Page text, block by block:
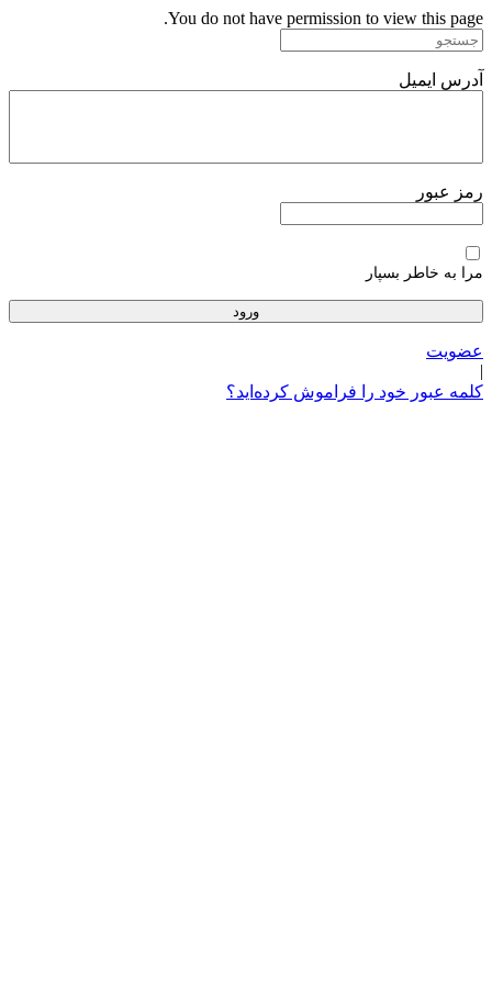
پرش
به
You do not have permission to view this page.
آدرس ایمیل
رمز عبور
مرا به خاطر بسپار
عضویت
|
کلمه عبور خود را فراموش کرده‌اید؟